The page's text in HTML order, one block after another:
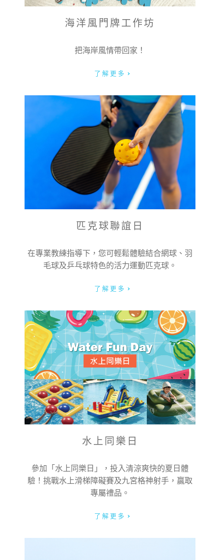
海洋風門牌工作坊
把海岸風情帶回家！
了解更多
匹克球聯誼日
在專業教練指導下，您可輕鬆體驗結合網球、羽
毛球及乒乓球特色的活力運動匹克球。
了解更多
水上同樂日
參加「水上同樂日」，投入清涼爽快的夏日體
驗！挑戰水上滑梯障礙賽及九宮格神射手，贏取
專屬禮品。
了解更多